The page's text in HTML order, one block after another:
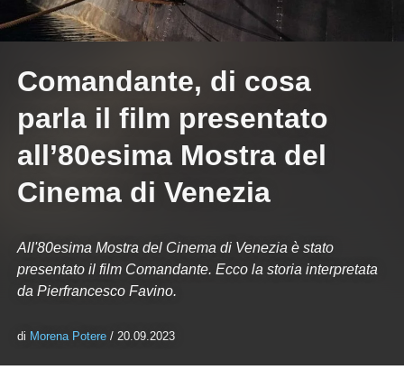
Comandante, di cosa
parla il film presentato
all’80esima Mostra del
Cinema di Venezia
All'80esima Mostra del Cinema di Venezia è stato
presentato il film Comandante. Ecco la storia interpretata
da Pierfrancesco Favino.
di Morena Potere / 20.09.2023